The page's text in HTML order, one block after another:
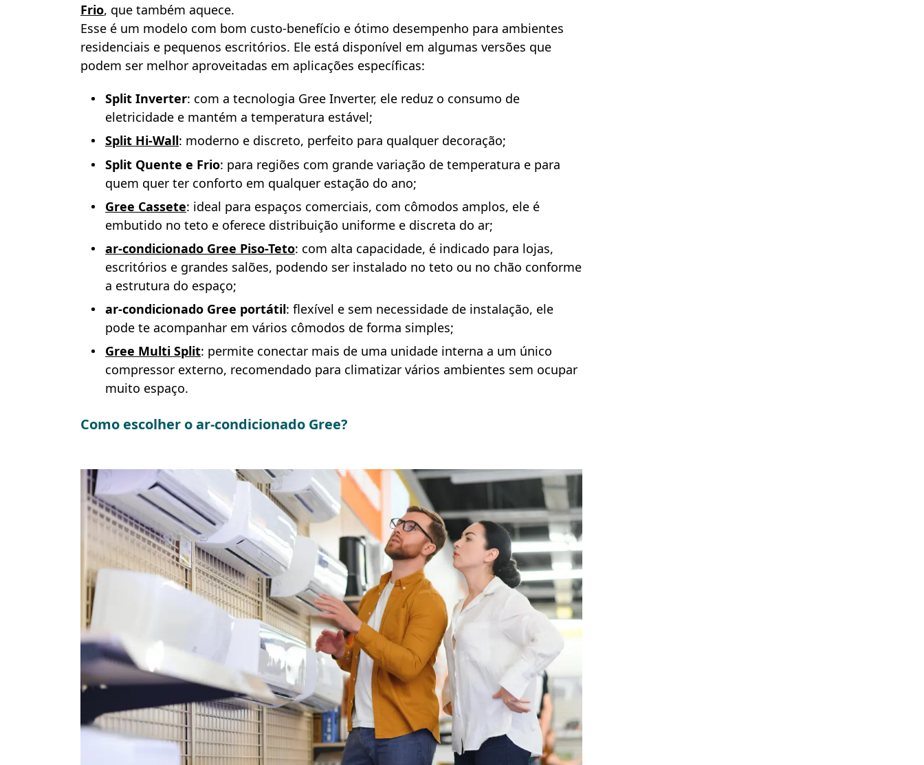
Frio, que também aquece.
Esse é um modelo com bom custo-benefício e ótimo desempenho para ambientes
residenciais e pequenos escritórios. Ele está disponível em algumas versões que
podem ser melhor aproveitadas em aplicações específicas:
Split Inverter: com a tecnologia Gree Inverter, ele reduz o consumo de
eletricidade e mantém a temperatura estável;
Split Hi-Wall: moderno e discreto, perfeito para qualquer decoração;
Split Quente e Frio: para regiões com grande variação de temperatura e para
quem quer ter conforto em qualquer estação do ano;
Gree Cassete: ideal para espaços comerciais, com cômodos amplos, ele é
embutido no teto e oferece distribuição uniforme e discreta do ar;
ar-condicionado Gree Piso-Teto: com alta capacidade, é indicado para lojas,
escritórios e grandes salões, podendo ser instalado no teto ou no chão conforme
a estrutura do espaço;
ar-condicionado Gree portátil: flexível e sem necessidade de instalação, ele
pode te acompanhar em vários cômodos de forma simples;
Gree Multi Split: permite conectar mais de uma unidade interna a um único
compressor externo, recomendado para climatizar vários ambientes sem ocupar
muito espaço.
Como escolher o ar-condicionado Gree?